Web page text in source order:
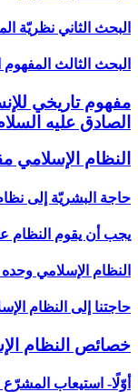
البحث الثاني نظريّة
البحث الثالث
مفهوم تاريخي
الصادق عليه
النظام الإسلامي
حاجة البشريّة إلى
يجب أن يقوم النظام
النظام الإسلامي
حاجتنا إلى النظام
خصائص النظام
أوّلًا- استيعاب